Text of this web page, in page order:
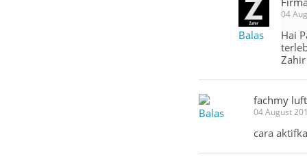
Balas
04
Hai
Balas
fachmy
04 August
cara